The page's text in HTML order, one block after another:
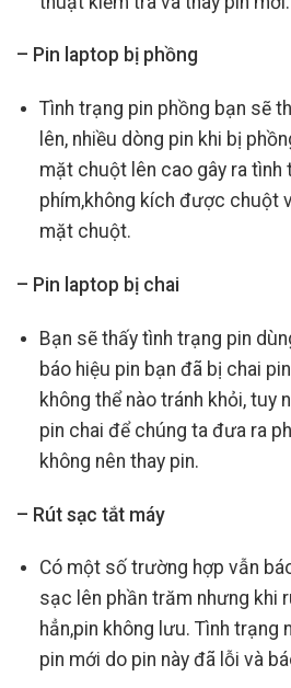
– Pin laptop bị phồng
Tình trạng pin phồng bạn sẽ
lên, nhiều dòng pin khi bị
mặt chuột lên cao gây ra tình
phím,không kích được chuột
mặt chuột.
– Pin laptop bị chai
Bạn sẽ thấy tình trạng pin
báo hiệu pin bạn đã bị chai
không thể nào tránh khỏi, tuy
pin chai để chúng ta đưa ra
không nên thay pin.
– Rút sạc tắt máy
Có một số trường hợp vẫn
sạc lên phần trăm nhưng khi
hẳn,pin không lưu. Tình trạng
pin mới do pin này đã lỗi và